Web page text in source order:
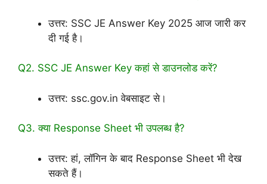
उत्तर: SSC JE Answer Key 2025 आज जारी कर
दी गई है।
Q2. SSC JE Answer Key कहां से डाउनलोड करें?
उत्तर: ssc.gov.in वेबसाइट से।
Q3. क्या Response Sheet भी उपलब्ध है?
उत्तर: हां, लॉगिन के बाद Response Sheet भी देख
सकते हैं।